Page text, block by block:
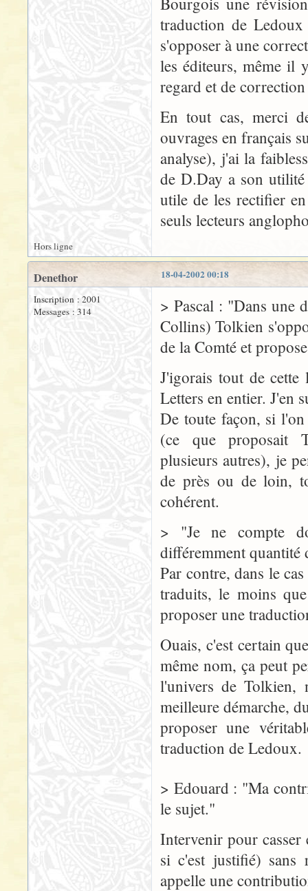
traduction de
s'opposer à une
les éditeurs, même il
regard et de
En tout cas, merci
ouvrages en français
analyse), j'ai la
de D.Day a son
utile de les rectifier
seuls lecteurs
Hors ligne
18-04-2002 00:18
Denethor
Inscription : 2001
Messages : 314
> Pascal : "Dans une
Collins) Tolkien
de la Comté et
J'igorais tout de
Letters en entier. J'en
De toute façon, si
(ce que proposait
plusieurs autres), je
de près ou de loin,
cohérent.
> "Je ne compte
différemment quantité
Par contre, dans le
traduits, le moins
proposer une
Ouais, c'est certain
même nom, ça peut
l'univers de Tolkien,
meilleure démarche,
proposer une
traduction de Ledoux.
> Edouard : "Ma
le sujet."
Intervenir pour
si c'est justifié) sans
appelle une